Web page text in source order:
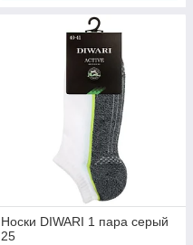
Носки DIWARI 1 пара серый
25